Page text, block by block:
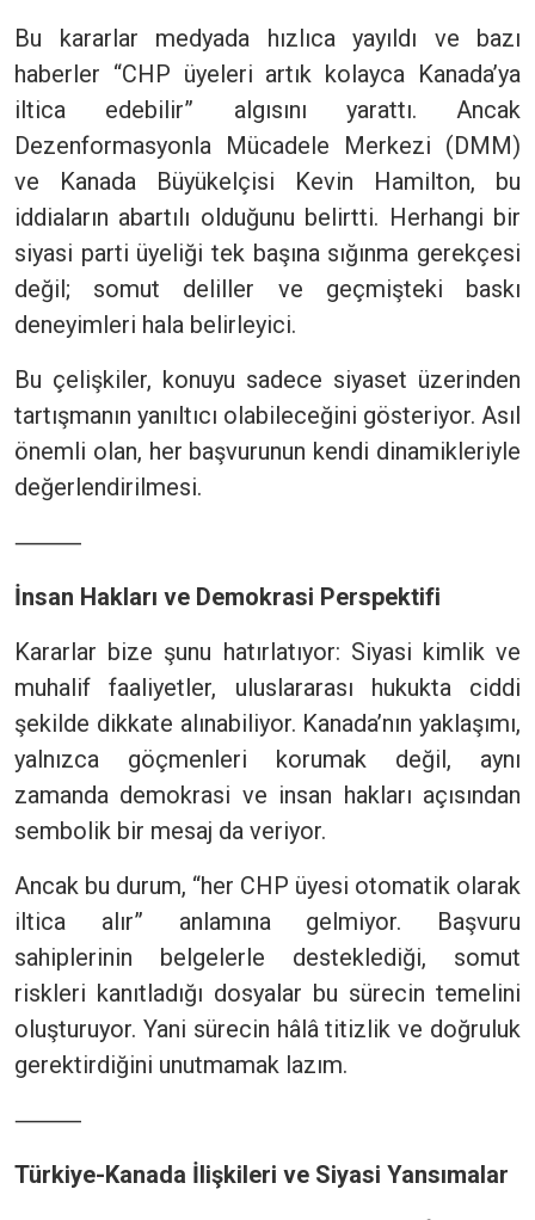
Bu kararlar medyada hızlıca yayıldı ve bazı
haberler “CHP üyeleri artık kolayca Kanada’ya
iltica edebilir” algısını yarattı. Ancak
Dezenformasyonla Mücadele Merkezi (DMM)
ve Kanada Büyükelçisi Kevin Hamilton, bu
iddiaların abartılı olduğunu belirtti. Herhangi bir
siyasi parti üyeliği tek başına sığınma gerekçesi
değil; somut deliller ve geçmişteki baskı
deneyimleri hala belirleyici.
Bu çelişkiler, konuyu sadece siyaset üzerinden
tartışmanın yanıltıcı olabileceğini gösteriyor. Asıl
önemli olan, her başvurunun kendi dinamikleriyle
değerlendirilmesi.
⸻
İnsan Hakları ve Demokrasi Perspektifi
Kararlar bize şunu hatırlatıyor: Siyasi kimlik ve
muhalif faaliyetler, uluslararası hukukta ciddi
şekilde dikkate alınabiliyor. Kanada’nın yaklaşımı,
yalnızca göçmenleri korumak değil, aynı
zamanda demokrasi ve insan hakları açısından
sembolik bir mesaj da veriyor.
Ancak bu durum, “her CHP üyesi otomatik olarak
iltica alır” anlamına gelmiyor. Başvuru
sahiplerinin belgelerle desteklediği, somut
riskleri kanıtladığı dosyalar bu sürecin temelini
oluşturuyor. Yani sürecin hâlâ titizlik ve doğruluk
gerektirdiğini unutmamak lazım.
⸻
Türkiye-Kanada İlişkileri ve Siyasi Yansımalar